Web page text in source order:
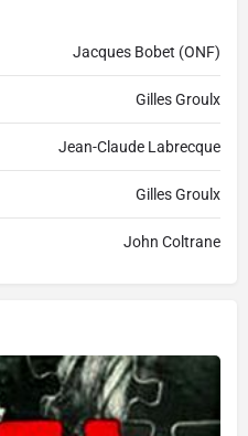
Jacques Bobet (ONF)
Gilles Groulx
Jean-Claude Labrecque
Gilles Groulx
John Coltrane